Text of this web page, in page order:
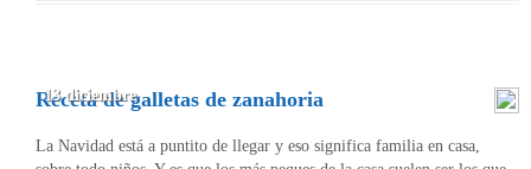
13 diciembre
Receta de galletas de zanahoria
La Navidad está a puntito de llegar y eso significa familia en casa,